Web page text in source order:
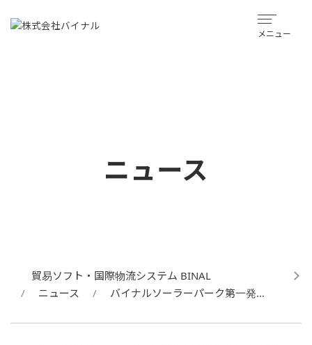
メニュー
ニュース
貿易ソフト・国際物流システム BINAL
ニュース
バイナルソーラーパーク第一発…